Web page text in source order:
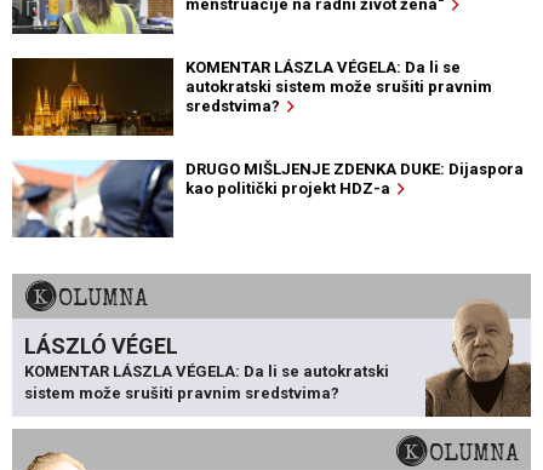
menstruacije na radni život žena“
KOMENTAR LÁSZLA VÉGELA: Da li se
autokratski sistem može srušiti pravnim
sredstvima?
DRUGO MIŠLJENJE ZDENKA DUKE: Dijaspora
kao politički projekt HDZ-a
KOLUMNA
LÁSZLÓ VÉGEL
KOMENTAR LÁSZLA VÉGELA: Da li se autokratski
sistem može srušiti pravnim sredstvima?
KOLUMNA